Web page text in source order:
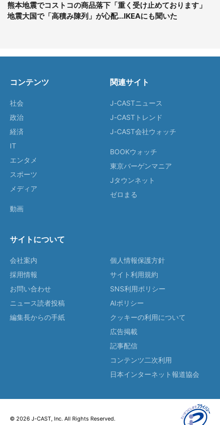
熊本地震でコストコの商品落下「重く受け止めております」
地震大国で「高積み陳列」が心配...IKEAにも聞いた
コンテンツ
社会
政治
経済
IT
エンタメ
スポーツ
メディア
動画
関連サイト
J-CASTニュース
J-CASTトレンド
J-CAST会社ウォッチ
BOOKウォッチ
東京バーゲンマニア
Jタウンネット
ゼロまる
サイトについて
会社案内
採用情報
お問い合わせ
ニュース読者投稿
編集長からの手紙
個人情報保護方針
サイト利用規約
SNS利用ポリシー
AIポリシー
クッキーの利用について
広告掲載
記事配信
コンテンツ二次利用
日本インターネット報道協会
© 2026 J-CAST, Inc. All Rights Reserved.